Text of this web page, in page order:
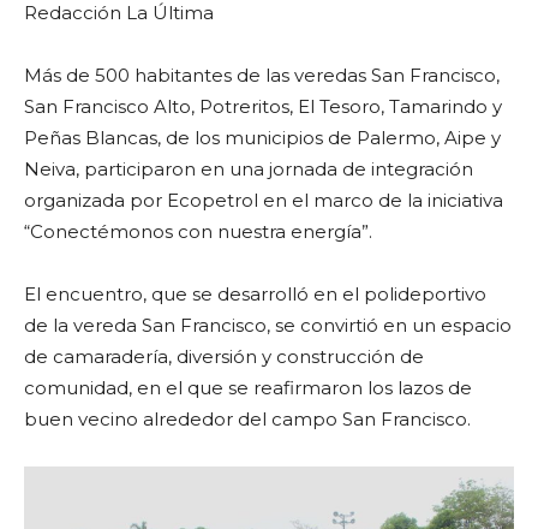
Redacción La Última
Más de 500 habitantes de las veredas San Francisco,
San Francisco Alto, Potreritos, El Tesoro, Tamarindo y
Peñas Blancas, de los municipios de Palermo, Aipe y
Neiva, participaron en una jornada de integración
organizada por Ecopetrol en el marco de la iniciativa
“Conectémonos con nuestra energía”.
El encuentro, que se desarrolló en el polideportivo
de la vereda San Francisco, se convirtió en un espacio
de camaradería, diversión y construcción de
comunidad, en el que se reafirmaron los lazos de
buen vecino alrededor del campo San Francisco.